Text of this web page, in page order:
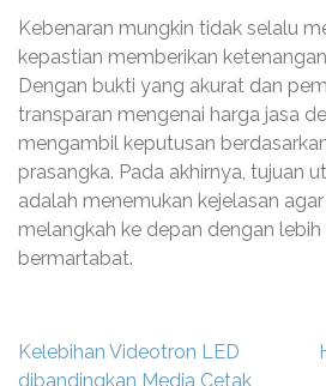
Kebenaran mungkin tidak selalu
kepastian memberikan
Dengan bukti yang akurat dan
transparan mengenai harga jasa
mengambil keputusan
prasangka. Pada akhirnya, tujuan
adalah menemukan kejelasan
melangkah ke depan dengan lebih
bermartabat.
Navigasi
Kelebihan Videotron LED
dibandingkan Media Cetak